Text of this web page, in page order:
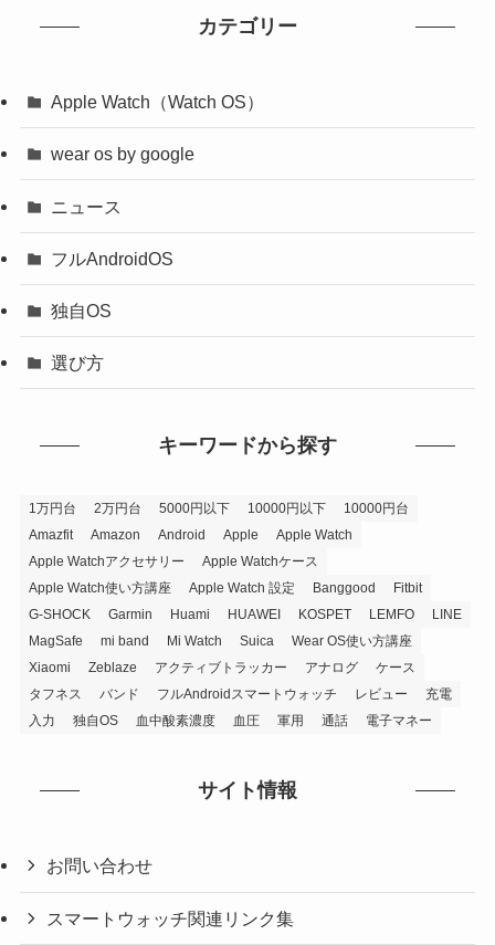
カテゴリー
Apple Watch（Watch OS）
wear os by google
ニュース
フルAndroidOS
独自OS
選び方
キーワードから探す
1万円台 2万円台 5000円以下 10000円以下
10000円台
Amazfit
Amazon Android Apple
Apple Watch
Apple Watchアクセサリー
Apple Watchケース
Apple Watch使い方講座
Apple Watch 設定 Banggood
Fitbit
G-SHOCK
Garmin Huami HUAWEI KOSPET LEMFO
LINE
MagSafe
mi band Mi Watch Suica
Wear OS使い方講座
Xiaomi
Zeblaze アクティブトラッカー アナログ
ケース
タフネス
バンド フルAndroidスマートウォッチ レビュー
充電
入力
独自OS 血中酸素濃度 血圧 軍用 通話 電子マネー
サイト情報
お問い合わせ
スマートウォッチ関連リンク集